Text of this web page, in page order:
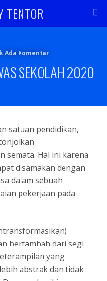
TENTOR
Ada Komentar
SEKOLAH 2020
satuan pendidikan,
semata. Hal ini karena
disamakan dengan
dalam sebuah
pekerjaan pada
bertambah dari segi
yang
abstrak dan tidak